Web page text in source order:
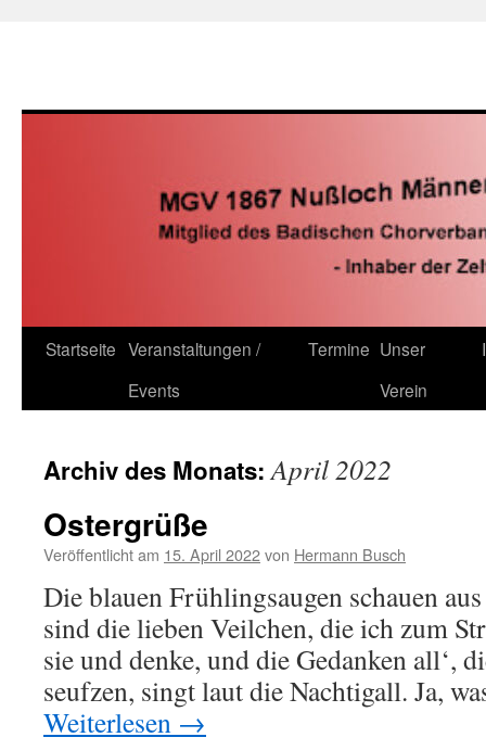
Startseite Veranstaltungen /
Events
Termine Unser
Verein
Archiv des Monats:April 2022
Ostergrüße
Veröffentlicht am 15. April 2022von Hermann Busch
Die blauen Frühlingsaugen schauen
sind die lieben Veilchen, die ich zum
sie und denke, und die Gedanken all‘,
seufzen, singt laut die Nachtigall. Ja,
Weiterlesen →